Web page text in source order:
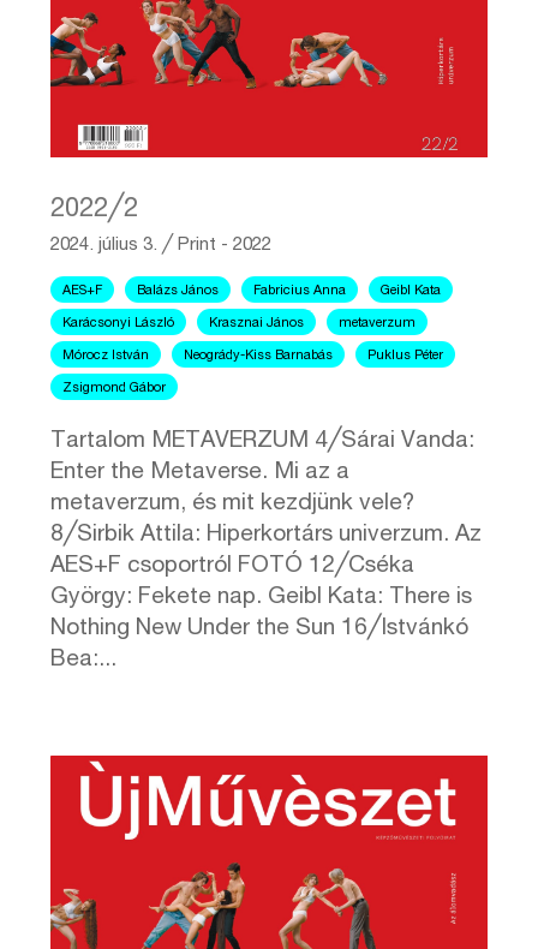
2022╱2
2024. július 3. ╱ Print - 2022
AES+F Balázs János Fabricius Anna Geibl Kata
Karácsonyi László Krasznai János metaverzum
Mórocz István Neogrády-Kiss Barnabás Puklus Péter
Zsigmond Gábor
Tartalom METAVERZUM 4╱Sárai Vanda:
Enter the Metaverse. Mi az a
metaverzum, és mit kezdjünk vele?
8╱Sirbik Attila: Hiperkortárs univerzum. Az
AES+F csoportról FOTÓ 12╱Cséka
György: Fekete nap. Geibl Kata: There is
Nothing New Under the Sun 16╱Istvánkó
Bea:...